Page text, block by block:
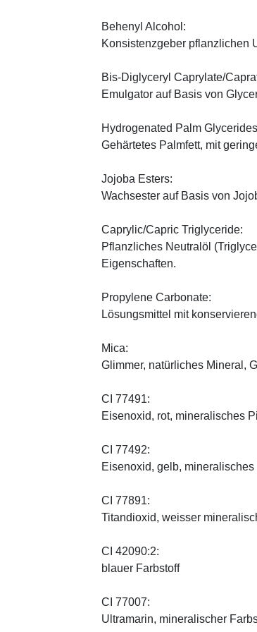
Behenyl Alcohol:
Konsistenzgeber pflanzlichen
Bis-Diglyceryl Caprylate/
Emulgator auf Basis von
Hydrogenated Palm
Gehärtetes Palmfett, mit
Jojoba Esters:
Wachsester auf Basis von
Caprylic/Capric Triglyceride:
Pflanzliches Neutralöl
Eigenschaften.
Propylene Carbonate:
Lösungsmittel mit
Mica:
Glimmer, natürliches Mineral,
CI 77491:
Eisenoxid, rot, mineralisches
CI 77492:
Eisenoxid, gelb, mineralisches
CI 77891:
Titandioxid, weisser
CI 42090:2:
blauer Farbstoff
CI 77007:
Ultramarin, mineralischer